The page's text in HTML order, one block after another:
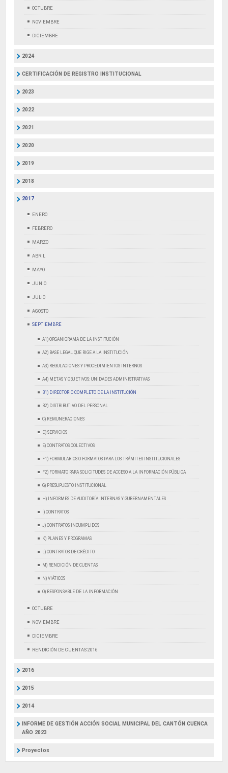
OCTUBRE
NOVIEMBRE
DICIEMBRE
2024
CERTIFICACIÓN DE REGISTRO INSTITUCIONAL
2023
2022
2021
2020
2019
2018
2017
ENERO
FEBRERO
MARZO
ABRIL
MAYO
JUNIO
JULIO
AGOSTO
SEPTIEMBRE
A1) ORGANIGRAMA DE LA INSTITUCIÓN
A2) BASE LEGAL QUE RIGE A LA INSTITUCIÓN
A3) REGULACIONES Y PROCEDIMIENTOS INTERNOS
A4) METAS Y OBJETIVOS: UNIDADES ADMINISTRATIVAS
B1) DIRECTORIO COMPLETO DE LA INSTITUCIÓN
B2) DISTRIBUTIVO DEL PERSONAL
C) REMUNERACIONES
D) SERVICIOS
E) CONTRATOS COLECTIVOS
F1) FORMULARIOS O FORMATOS PARA LOS TRÁMITES INSTITUCIONALES
F2) FORMATO PARA SOLICITUDES DE ACCESO A LA INFORMACIÓN PÚBLICA
G) PRESUPUESTO INSTITUCIONAL
H) INFORMES DE AUDITORÍA INTERNAS Y GUBERNAMENTALES
I) CONTRATOS
J) CONTRATOS INCUMPLIDOS
K) PLANES Y PROGRAMAS
L) CONTRATOS DE CRÉDITO
M) RENDICIÓN DE CUENTAS
N) VIÁTICOS
O) RESPONSABLE DE LA INFORMACIÓN
OCTUBRE
NOVIEMBRE
DICIEMBRE
RENDICIÓN DE CUENTAS 2016
2016
2015
2014
INFORME DE GESTIÓN ACCIÓN SOCIAL MUNICIPAL DEL CANTÓN CUENCA
AÑO 2023
Proyectos